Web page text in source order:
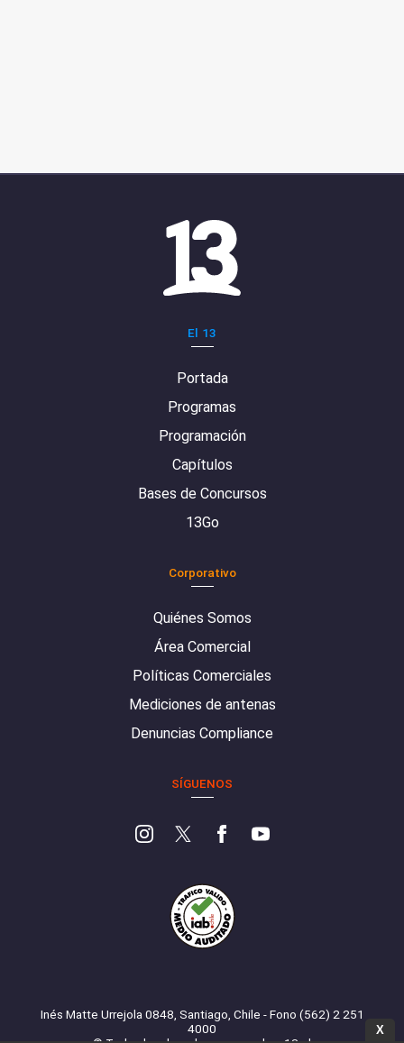
El 13
Portada
Programas
Programación
Capítulos
Bases de Concursos
13Go
Corporativo
Quiénes Somos
Área Comercial
Políticas Comerciales
Mediciones de antenas
Denuncias Compliance
SÍGUENOS
Inés Matte Urrejola 0848, Santiago, Chile - Fono (562) 2 251
4000
X